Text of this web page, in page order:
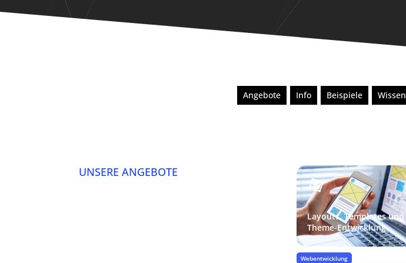
Angebote Info Beispiele Wissen
UNSERE ANGEBOTE
Layouts, Templates und
Theme-Entwicklung
Webentwicklung